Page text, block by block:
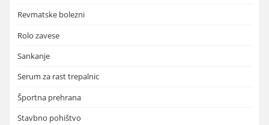
Revmatske bolezni
Rolo zavese
Sankanje
Serum za rast trepalnic
Športna prehrana
Stavbno pohištvo